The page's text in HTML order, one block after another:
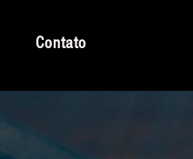
Contato